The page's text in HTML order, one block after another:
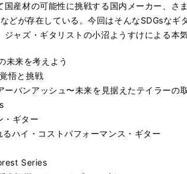
産材の可能性に挑戦する国内メーカー、
が存在している。今回はそんなSDGsなギ
ャズ・ギタリストの小沼ようすけによる本
未来を考えよう
悟と挑戦
バンアッシュ〜未来を見据えたテイラーの
・ギター
ハイ・コストパフォーマンス・ギター
Series